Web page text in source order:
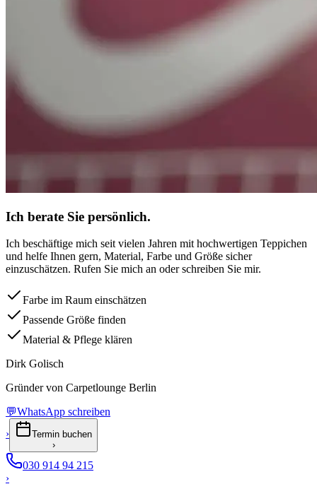
Ich berate Sie persönlich.
Ich beschäftige mich seit vielen Jahren mit hochwertigen Teppichen
und helfe Ihnen gern, Material, Farbe und Größe sicher
einzuschätzen. Rufen Sie mich an oder schreiben Sie mir.
Farbe im Raum einschätzen
Passende Größe finden
Material & Pflege klären
Dirk Golisch
Gründer von Carpetlounge Berlin
💬WhatsApp schreiben
›
Termin buchen
›
030 914 94 215
›